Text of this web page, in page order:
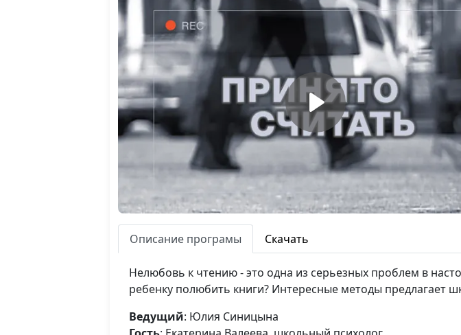
Описание програмы Скачать
Нелюбовь к чтению - это одна из серьезных проблем в
ребенку полюбить книги? Интересные методы предлагает
Ведущий: Юлия Синицына